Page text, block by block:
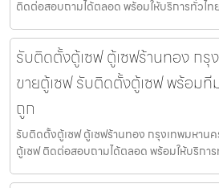
ติดต่อสอบถามได้ตลอด พร้อมให้บริการทั่วไท
รับติดตั้งตู้เซฟ ตู้เซฟร้านทอง กรุ
ขายตู้เซฟ รับติดตั้งตู้เซฟ พร้อมที
ถูก
รับติดตั้งตู้เซฟ ตู้เซฟร้านทอง กรุงเทพมหาน
ตู้เซฟ ติดต่อสอบถามได้ตลอด พร้อมให้บริการ